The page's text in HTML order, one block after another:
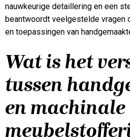
nauwkeurige detaillering en een
beantwoordt veelgestelde vragen
en toepassingen van
Wat is het
tussen
en machinale